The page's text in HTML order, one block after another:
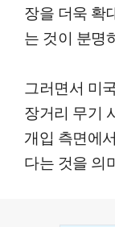
장을 더욱 확
는 것이 분명
그러면서 미
장거리 무기
개입 측면에
다는 것을 의